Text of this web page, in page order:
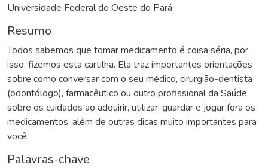
Universidade Federal do Oeste do Pará
Resumo
Todos sabemos que tomar medicamento é coisa séria, por
isso, fizemos esta cartilha. Ela traz importantes orientações
sobre como conversar com o seu médico, cirurgião-dentista
(odontólogo), farmacêutico ou outro profissional da Saúde,
sobre os cuidados ao adquirir, utilizar, guardar e jogar fora os
medicamentos, além de outras dicas muito importantes para
você.
Palavras-chave